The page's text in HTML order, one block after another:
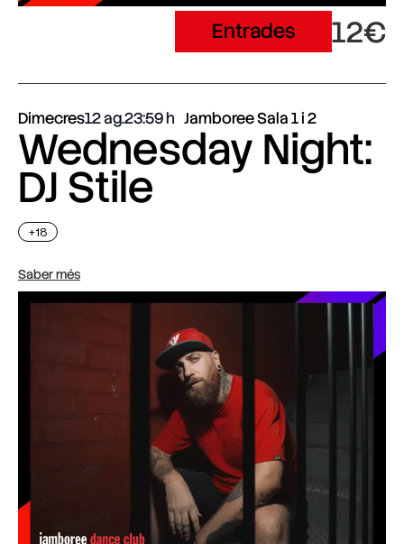
Entrades 12€
Dimecres12 ag.23:59 Jamboree Sala 1 i 2
Wednesday Night:
DJ Stile
+18
Saber més